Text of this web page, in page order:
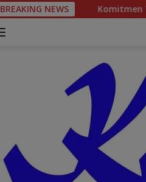
BREAKING NEWS
Komitmen Tegas Legislator